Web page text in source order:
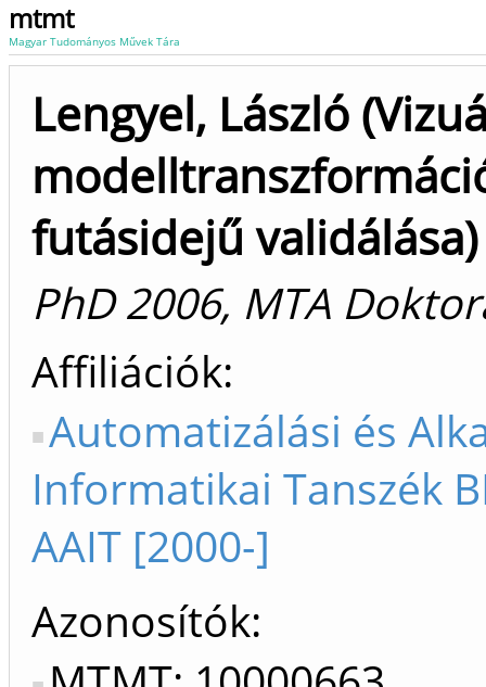
mtmt
Magyar Tudományos Művek Tára
Lengyel, László
futásidejű validálása)
PhD 2006, MTA
Affiliációk
Automatizálási és
Informatikai Tanszék
AAIT [2000-]
Azonosítók